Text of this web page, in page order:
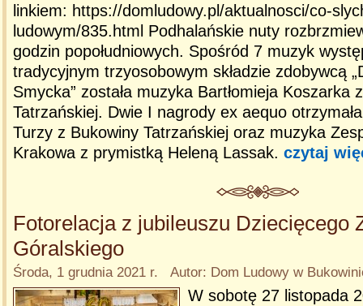
linkiem: https://domludowy.pl/aktualnosci/co-
ludowym/835.html Podhalańskie nuty
godzin popołudniowych. Spośród 7 muzyk
tradycyjnym trzyosobowym składzie zdobywcą
Smycka” została muzyka Bartłomieja Koszarka
Tatrzańskiej. Dwie I nagrody ex aequo
Turzy z Bukowiny Tatrzańskiej oraz muzyka
Krakowa z prymistką Heleną Lassak. czytaj
Fotorelacja z jubileuszu Dziecięcego
Góralskiego
Środa, 1 grudnia 2021 r. Autor: Dom Ludowy w
W sobotę 27 listopada